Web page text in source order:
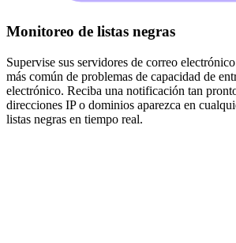
Monitoreo de listas negras
Supervise sus servidores de correo
más común de problemas de capacidad de
electrónico. Reciba una notificación tan
direcciones IP o dominios aparezca en
listas negras en tiempo real.